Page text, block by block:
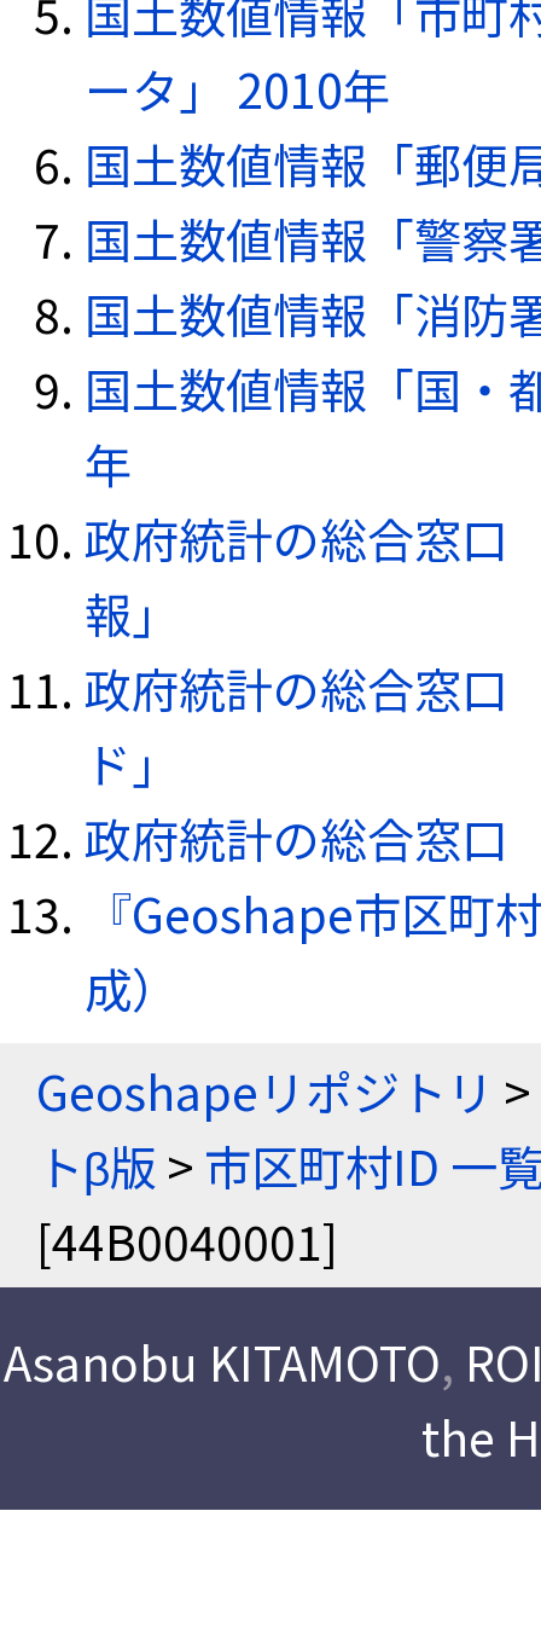
ータ」 2010年
国土数値情報「郵便
国土数値情報「警察
国土数値情報「消防
国土数値情報「国・
年
政府統計の総合窓口
報」
政府統計の総合窓口
ド」
政府統計の総合窓口
『Geoshape市区町
成）
Geoshapeリポジトリ >
トβ版 > 市区町村ID 一
[44B0040001]
Asanobu KITAMOTO,
the